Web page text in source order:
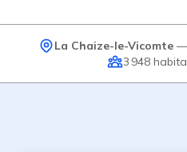
La Chaize-le-Vicomte—
3 948